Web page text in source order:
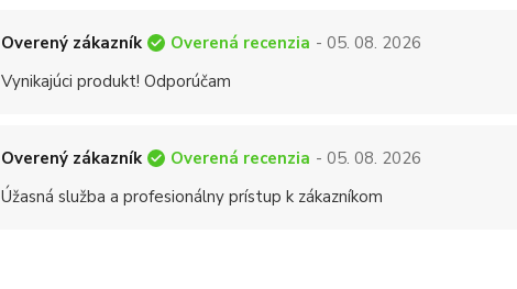
Overený zákazník Overená recenzia - 05. 08. 2026
Vynikajúci produkt! Odporúčam
Overený zákazník Overená recenzia - 05. 08. 2026
Úžasná služba a profesionálny prístup k zákazníkom